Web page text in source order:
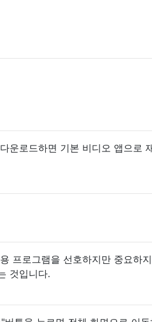
운로드하면 기본 비디오 앱으로
프로그램을 선호하지만 중요하
것입니다.